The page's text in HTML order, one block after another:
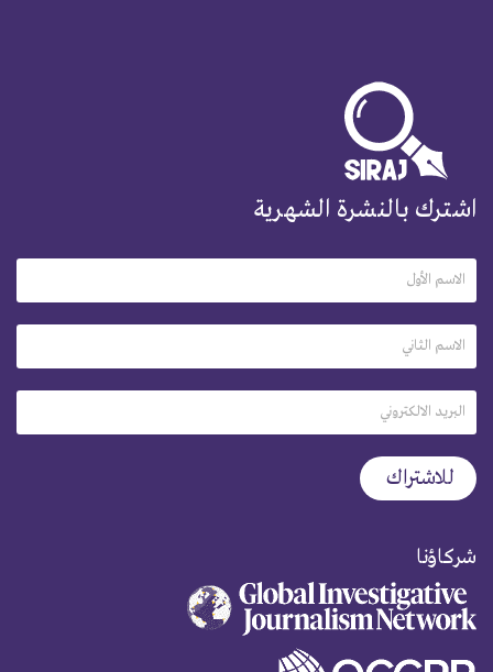
اشترك بالنشرة الشهرية
شركاؤنا